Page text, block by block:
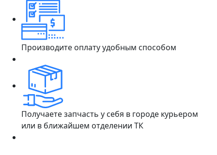
Производите оплату удобным способом
Получаете запчасть у себя в городе курьером
или в ближайшем отделении ТК